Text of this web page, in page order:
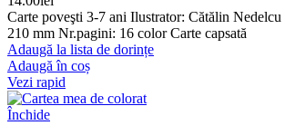
Carte poveşti 3-7 ani Ilustrator: Cătălin
210 mm Nr.pagini: 16 color Carte capsată
Adaugă la lista de dorințe
Adaugă în coș
Vezi rapid
Închide